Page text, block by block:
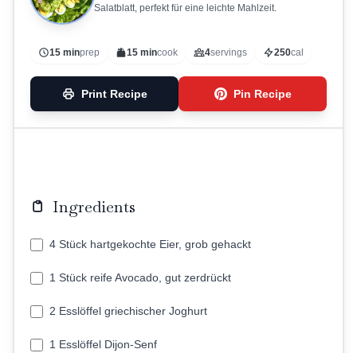
Salatblatt, perfekt für eine leichte Mahlzeit.
15 minprep 15 mincook 4servings 250cal
Print Recipe Pin Recipe
Ingredients
4 Stück hartgekochte Eier, grob gehackt
1 Stück reife Avocado, gut zerdrückt
2 Esslöffel griechischer Joghurt
1 Esslöffel Dijon-Senf